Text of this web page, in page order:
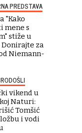
PREDSTAVA
"Kako
mene s
stiže u
za
Niemann-
vikend u
Naturi:
Tomšić
i vodi